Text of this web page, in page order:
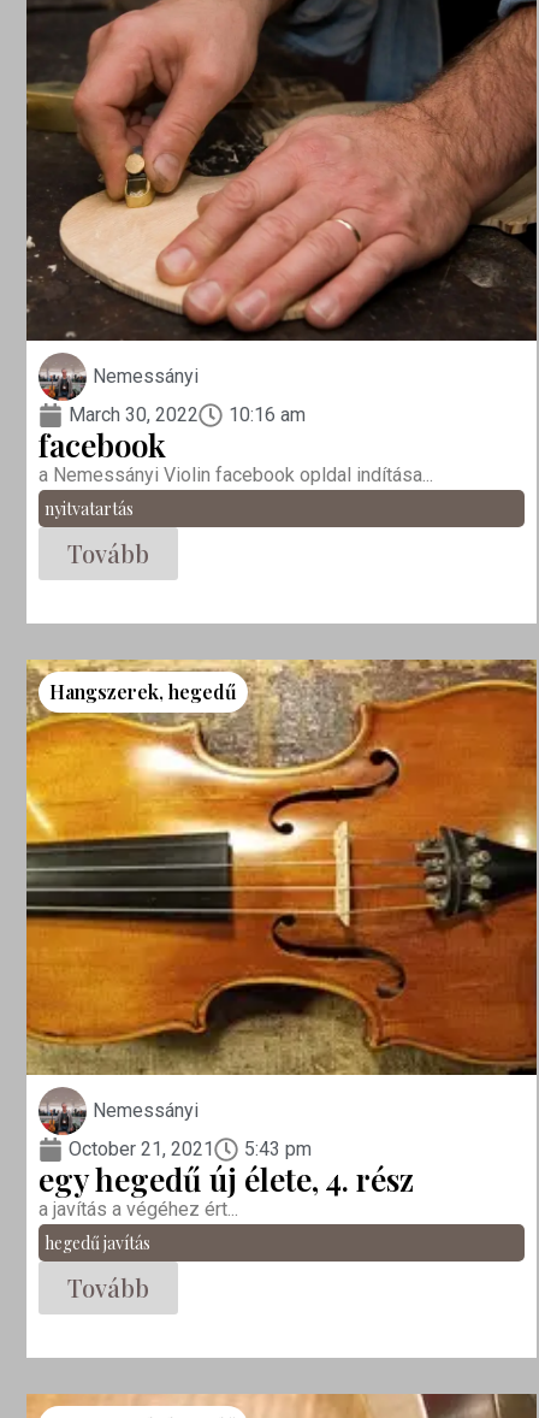
Nemessányi
March 30, 2022
10:16 am
facebook
a Nemessányi Violin facebook opldal indítása...
nyitvatartás
Tovább
Hangszerek,hegedű
Nemessányi
October 21, 2021
5:43 pm
egy hegedű új élete, 4. rész
a javítás a végéhez ért...
hegedű javítás
Tovább